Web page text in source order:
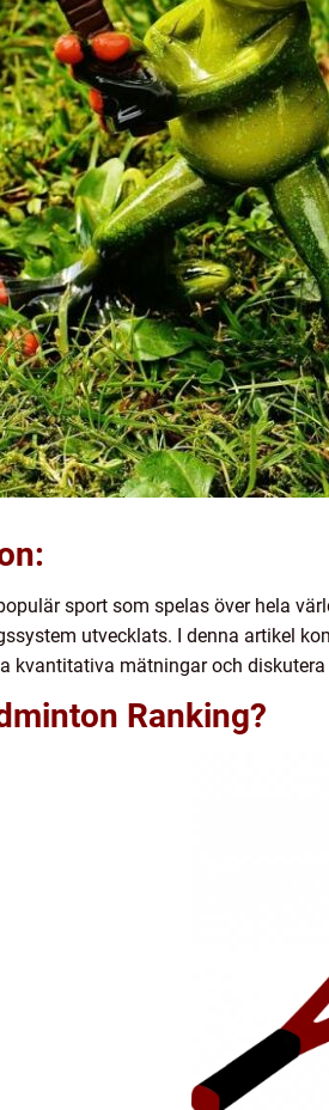
sport som spelas över hela
utvecklats. I denna artikel
kvantitativa mätningar och
Ranking?